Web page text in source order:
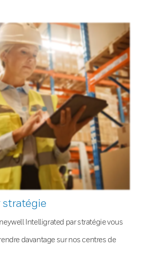
Intelligrated par stratégie vous
davantage sur nos centres de